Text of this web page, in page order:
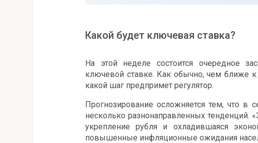
Какой будет ключевая ставка?
На этой неделе состоится очередное
ключевой ставке. Как обычно, чем ближе
какой шаг предпримет регулятор.
Прогнозирование осложняется тем, что
несколько разнонаправленных тенденций.
укрепление рубля и охладившаяся
повышенные инфляционные ожидания